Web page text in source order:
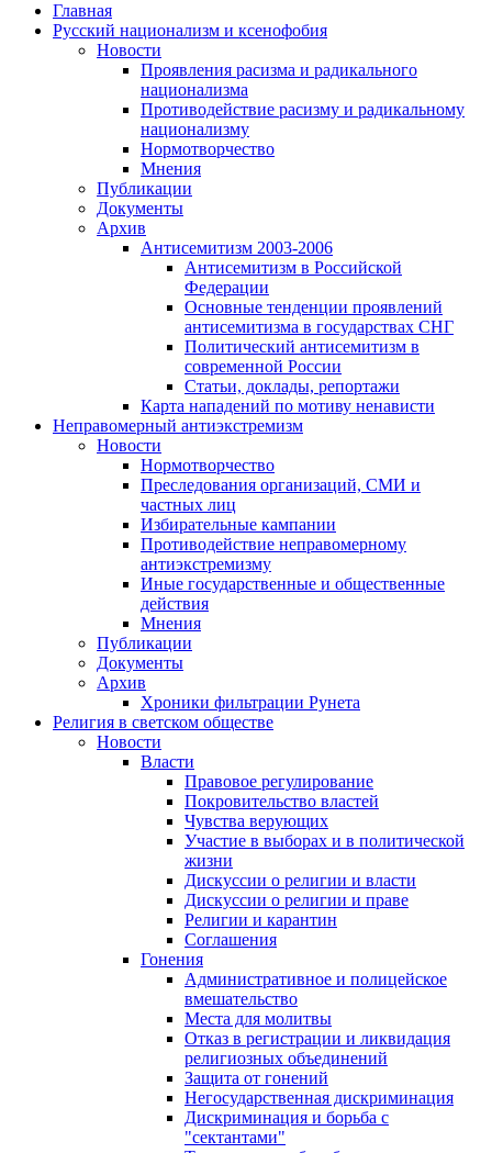
Главная
Русский национализм и ксенофобия
Новости
Проявления расизма и радикального
национализма
Противодействие расизму и радикальному
национализму
Нормотворчество
Мнения
Публикации
Документы
Архив
Антисемитизм 2003-2006
Антисемитизм в Российской
Федерации
Основные тенденции проявлений
антисемитизма в государствах СНГ
Политический антисемитизм в
современной России
Статьи, доклады, репортажи
Карта нападений по мотиву ненависти
Неправомерный антиэкстремизм
Новости
Нормотворчество
Преследования организаций, СМИ и
частных лиц
Избирательные кампании
Противодействие неправомерному
антиэкстремизму
Иные государственные и общественные
действия
Мнения
Публикации
Документы
Архив
Хроники фильтрации Рунета
Религия в светском обществе
Новости
Власти
Правовое регулирование
Покровительство властей
Чувства верующих
Участие в выборах и в политической
жизни
Дискуссии о религии и власти
Дискуссии о религии и праве
Религии и карантин
Соглашения
Гонения
Административное и полицейское
вмешательство
Места для молитвы
Отказ в регистрации и ликвидация
религиозных объединений
Защита от гонений
Негосударственная дискриминация
Дискриминация и борьба с
"сектантами"